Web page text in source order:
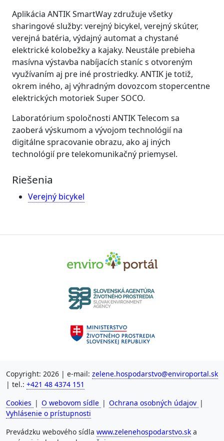
Aplikácia ANTIK SmartWay združuje všetky
sharingové služby: verejný bicykel, verejný skúter,
verejná batéria, výdajný automat a chystané
elektrické kolobežky a kajaky. Neustále prebieha
masívna výstavba nabíjacích staníc s otvoreným
využívaním aj pre iné prostriedky. ANTIK je totiž,
okrem iného, aj výhradným dovozcom stopercentne
elektrických motoriek Super SOCO.
Laboratórium spoločnosti ANTIK Telecom sa
zaoberá výskumom a vývojom technológií na
digitálne spracovanie obrazu, ako aj iných
technológií pre telekomunikačný priemysel.
Riešenia
Verejný bicykel
Copyright: 2026 | e-mail: zelene.hospodarstvo@enviroportal.sk
| tel.: +421 48 4374 151
Cookies | O webovom sídle | Ochrana osobných údajov |
Vyhlásenie o prístupnosti
Prevádzku webového sídla www.zelenehospodarstvo.sk a